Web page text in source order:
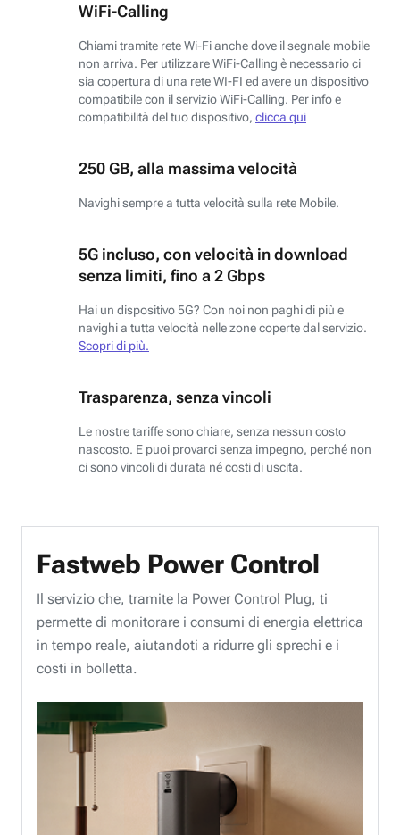
WiFi-Calling
Chiami tramite rete Wi-Fi anche dove il segnale mobile
non arriva. Per utilizzare WiFi-Calling è necessario ci
sia copertura di una rete WI-FI ed avere un dispositivo
compatibile con il servizio WiFi-Calling. Per info e
compatibilità del tuo dispositivo, clicca qui
250 GB, alla massima velocità
Navighi sempre a tutta velocità sulla rete Mobile.
5G incluso, con velocità in download
senza limiti, fino a 2 Gbps
Hai un dispositivo 5G? Con noi non paghi di più e
navighi a tutta velocità nelle zone coperte dal servizio.
Scopri di più.
Trasparenza, senza vincoli
Le nostre tariffe sono chiare, senza nessun costo
nascosto. E puoi provarci senza impegno, perché non
ci sono vincoli di durata né costi di uscita.
Fastweb Power Control
Il servizio che, tramite la Power Control Plug, ti
permette di monitorare i consumi di energia elettrica
in tempo reale, aiutandoti a ridurre gli sprechi e i
costi in bolletta.